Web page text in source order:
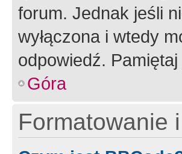
forum. Jednak jeśli
wyłączona i wtedy
odpowiedź.
Góra
Formatowanie